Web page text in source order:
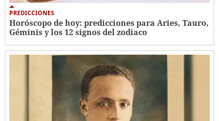
PREDICCIONES
Horóscopo de hoy: predicciones para Aries, Tauro,
Géminis y los 12 signos del zodiaco